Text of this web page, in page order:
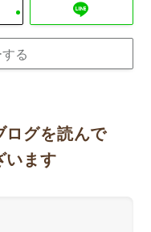
る
ログを読んで
います